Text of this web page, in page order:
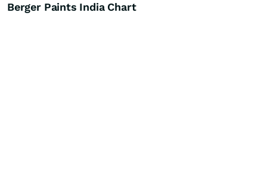
Berger Paints India Chart